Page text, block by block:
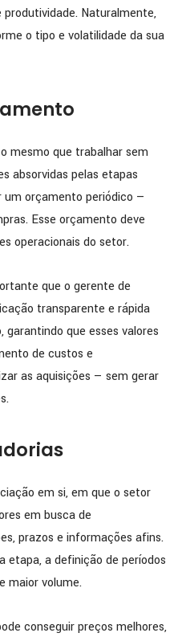
Naturalmente,
o tipo e volatilidade da sua
mesmo que trabalhar sem
absorvidas pelas etapas
um orçamento periódico —
Esse orçamento deve
operacionais do setor.
que o gerente de
transparente e rápida
que esses valores
de custos e
as aquisições — sem gerar
em si, em que o setor
em busca de
prazos e informações afins.
etapa, a definição de períodos
maior volume.
conseguir preços melhores,